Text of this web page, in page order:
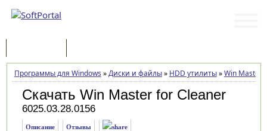
Программы для Windows »Диски и файлы» HDD утилиты»Win Master
Скачать Win Master for Cleaner
6025.03.28.0156
Описание Отзывы